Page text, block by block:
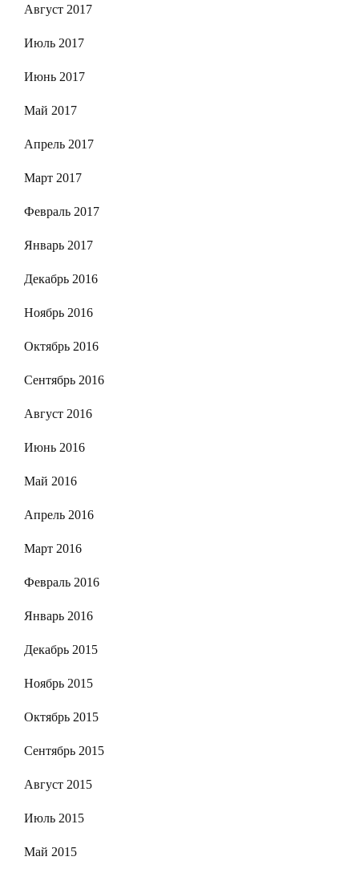
Август 2017
Июль 2017
Июнь 2017
Май 2017
Апрель 2017
Март 2017
Февраль 2017
Январь 2017
Декабрь 2016
Ноябрь 2016
Октябрь 2016
Сентябрь 2016
Август 2016
Июнь 2016
Май 2016
Апрель 2016
Март 2016
Февраль 2016
Январь 2016
Декабрь 2015
Ноябрь 2015
Октябрь 2015
Сентябрь 2015
Август 2015
Июль 2015
Май 2015